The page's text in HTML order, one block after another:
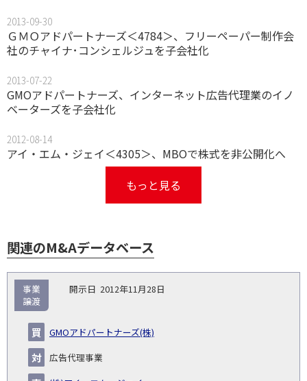
2013-09-30
ＧＭＯアドパートナーズ＜4784＞、フリーペーパー制作会
社のチャイナ･コンシェルジュを子会社化
2013-07-22
GMOアドパートナーズ、インターネット広告代理業のイノ
ベーターズを子会社化
2012-08-14
アイ・エム・ジェイ＜4305＞、MBOで株式を非公開化へ
もっと見る
関連のM&Aデータベース
示
い
企
業・
事業
り
種
2012年11月28日
GMOアドパートナーズ(株)
広告代理事業
事業
譲渡